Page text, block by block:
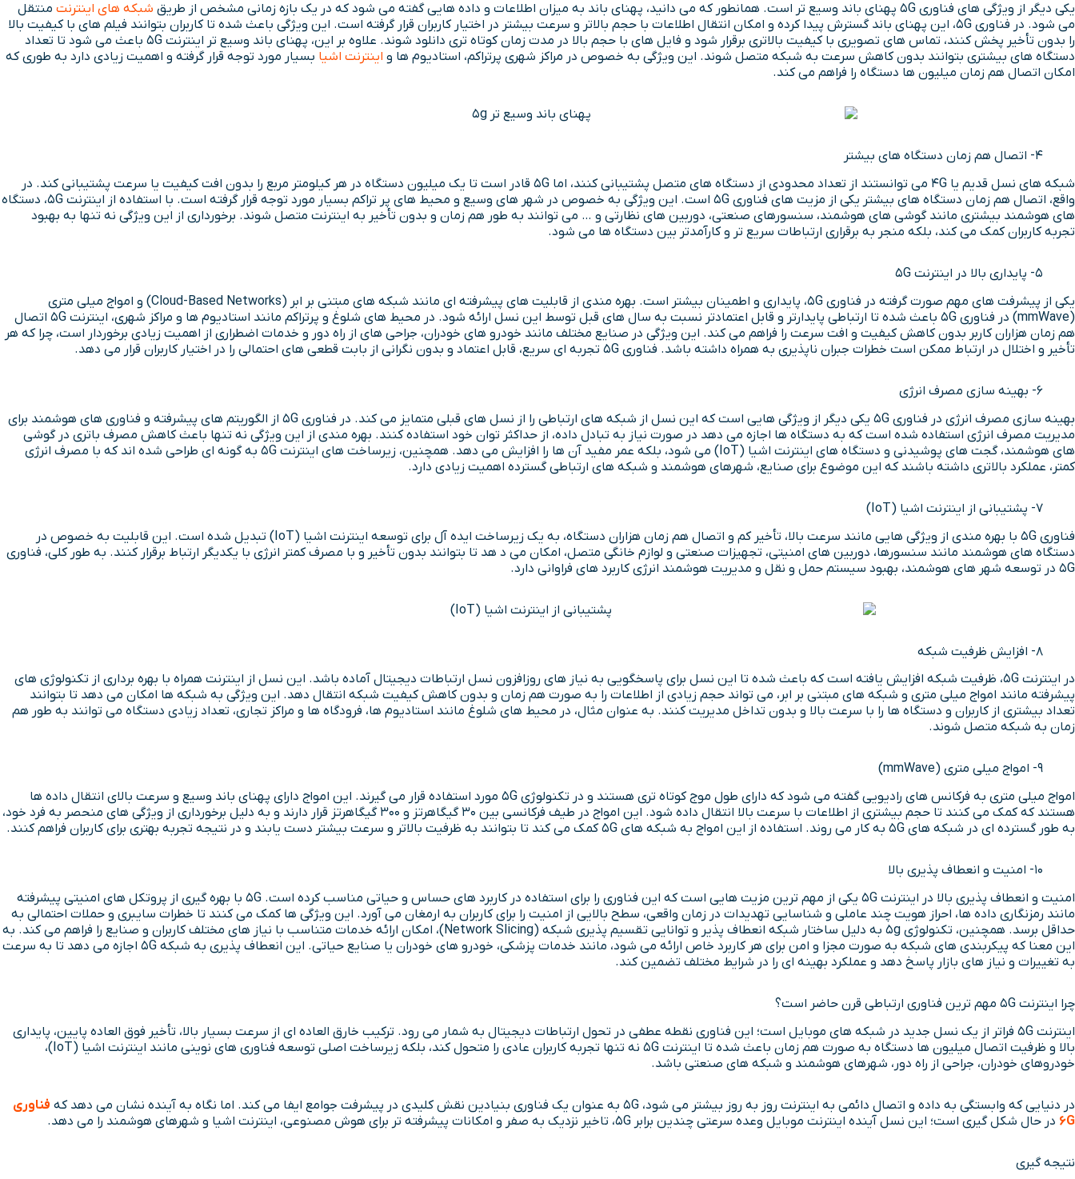
یکی دیگر از ویژگی های فناوری 5G پهنای باند وسیع تر است. همانطور که می دانید، پهنای باند به میزان اطلاعات و داده هایی گفته می شود که در یک بازه زمانی مشخص از طریق
شبکه های اینترنت منتقل
می شود. در فناوری 5G، این پهنای باند گسترش پیدا کرده و امکان انتقال اطلاعات با حجم بالاتر و سرعت بیشتر در اختیار کاربران قرار گرفته است. این ویژگی باعث شده تا کاربران بتوانند فیلم های با کیفیت بالا
را بدون تأخیر پخش کنند، تماس های تصویری با کیفیت بالاتری برقرار شود و فایل های با حجم بالا در مدت زمان کوتاه تری دانلود شوند. علاوه بر این، پهنای باند وسیع تر اینترنت 5G باعث می شود تا تعداد
دستگاه های بیشتری بتوانند بدون کاهش سرعت به شبکه متصل شوند. این ویژگی به خصوص در مراکز شهری پرتراکم، استادیوم ها و اینترنت اشیا بسیار مورد توجه قرار گرفته و اهمیت زیادی دارد به طوری که
امکان اتصال هم زمان میلیون ها دستگاه را فراهم می کند.
4- اتصال هم زمان دستگاه های بیشتر
شبکه های نسل قدیم یا 4G می توانستند از تعداد محدودی از دستگاه های متصل پشتیبانی کنند، اما 5G قادر است تا یک میلیون دستگاه در هر کیلومتر مربع را بدون افت کیفیت یا سرعت پشتیبانی کند. در
واقع، اتصال هم زمان دستگاه های بیشتر یکی از مزیت های فناوری 5G است. این ویژگی به خصوص در شهر های وسیع و محیط های پر تراکم بسیار مورد توجه قرار گرفته است. با استفاده از اینترنت 5G، دستگاه
های هوشمند بیشتری مانند گوشی های هوشمند، سنسورهای صنعتی، دوربین های نظارتی و … می توانند به طور هم زمان و بدون تأخیر به اینترنت متصل شوند. برخورداری از این ویژگی نه تنها به بهبود
تجربه کاربران کمک می کند، بلکه منجر به برقراری ارتباطات سریع تر و کارآمدتر بین دستگاه ها می شود.
5- پایداری بالا در اینترنت 5G
یکی از پیشرفت های مهم صورت گرفته در فناوری 5G، پایداری و اطمینان بیشتر است. بهره مندی از قابلیت های پیشرفته ای مانند شبکه های مبتنی بر ابر (Cloud-Based Networks) و امواج میلی متری
(mmWave) در فناوری 5G باعث شده تا ارتباطی پایدارتر و قابل اعتمادتر نسبت به سال های قبل توسط این نسل ارائه شود. در محیط های شلوغ و پرتراکم مانند استادیوم ها و مراکز شهری، اینترنت 5G اتصال
هم زمان هزاران کاربر بدون کاهش کیفیت و افت سرعت را فراهم می کند. این ویژگی در صنایع مختلف مانند خودرو های خودران، جراحی های از راه دور و خدمات اضطراری از اهمیت زیادی برخوردار است، چرا که هر
تأخیر و اختلال در ارتباط ممکن است خطرات جبران ناپذیری به همراه داشته باشد. فناوری 5G تجربه ای سریع، قابل اعتماد و بدون نگرانی از بابت قطعی های احتمالی را در اختیار کاربران قرار می دهد.
6- بهینه سازی مصرف انرژی
بهینه سازی مصرف انرژی در فناوری 5G یکی دیگر از ویژگی هایی است که این نسل از شبکه های ارتباطی را از نسل های قبلی متمایز می کند. در فناوری 5G از الگوریتم های پیشرفته و فناوری های هوشمند برای
مدیریت مصرف انرژی استفاده شده است که به دستگاه ها اجازه می دهد در صورت نیاز به تبادل داده، از حداکثر توان خود استفاده کنند. بهره مندی از این ویژگی نه تنها باعث کاهش مصرف باتری در گوشی
های هوشمند، گجت های پوشیدنی و دستگاه های اینترنت اشیا (IoT) می شود، بلکه عمر مفید آن ها را افزایش می دهد. همچنین، زیرساخت های اینترنت 5G به گونه ای طراحی شده اند که با مصرف انرژی
کمتر، عملکرد بالاتری داشته باشند که این موضوع برای صنایع، شهرهای هوشمند و شبکه های ارتباطی گسترده اهمیت زیادی دارد.
7- پشتیبانی از اینترنت اشیا (IoT)
فناوری 5G با بهره مندی از ویژگی هایی مانند سرعت بالا، تأخیر کم و اتصال هم زمان هزاران دستگاه، به یک زیرساخت ایده آل برای توسعه اینترنت اشیا (IoT) تبدیل شده است. این قابلیت به خصوص در
دستگاه های هوشمند مانند سنسورها، دوربین های امنیتی، تجهیزات صنعتی و لوازم خانگی متصل، امکان می د هد تا بتوانند بدون تأخیر و با مصرف کمتر انرژی با یکدیگر ارتباط برقرار کنند. به طور کلی، فناوری
5G در توسعه شهر های هوشمند، بهبود سیستم حمل و نقل و مدیریت هوشمند انرژی کاربرد های فراوانی دارد.
8- افزایش ظرفیت شبکه
در اینترنت 5G، ظرفیت شبکه افزایش یافته است که باعث شده تا این نسل برای پاسخگویی به نیاز های روزافزون نسل ارتباطات دیجیتال آماده باشد. این نسل از اینترنت همراه با بهره برداری از تکنولوژی های
پیشرفته مانند امواج میلی متری و شبکه های مبتنی بر ابر، می تواند حجم زیادی از اطلاعات را به صورت هم زمان و بدون کاهش کیفیت شبکه انتقال دهد. این ویژگی به شبکه ها امکان می دهد تا بتوانند
تعداد بیشتری از کاربران و دستگاه ها را با سرعت بالا و بدون تداخل مدیریت کنند. به عنوان مثال، در محیط های شلوغ مانند استادیوم ها، فرودگاه ها و مراکز تجاری، تعداد زیادی دستگاه می توانند به طور هم
زمان به شبکه متصل شوند.
9- امواج میلی متری (mmWave)
امواج میلی متری به فرکانس های رادیویی گفته می شود که دارای طول موج کوتاه تری هستند و در تکنولوژی 5G مورد استفاده قرار می گیرند. این امواج دارای پهنای باند وسیع و سرعت بالای انتقال داده ها
هستند که کمک می کنند تا حجم بیشتری از اطلاعات با سرعت بالا انتقال داده شود. این امواج در طیف فرکانسی بین 30 گیگاهرتز و 300 گیگاهرتز قرار دارند و به دلیل برخورداری از ویژگی های منحصر به فرد خود،
به طور گسترده ای در شبکه های 5G به کار می روند. استفاده از این امواج به شبکه های 5G کمک می کند تا بتوانند به ظرفیت بالاتر و سرعت بیشتر دست یابند و در نتیجه تجربه بهتری برای کاربران فراهم کنند.
10- امنیت و انعطاف پذیری بالا
امنیت و انعطاف پذیری بالا در اینترنت 5G یکی از مهم ترین مزیت هایی است که این فناوری را برای استفاده در کاربرد های حساس و حیاتی مناسب کرده است. 5G با بهره گیری از پروتکل های امنیتی پیشرفته
مانند رمزنگاری داده ها، احراز هویت چند عاملی و شناسایی تهدیدات در زمان واقعی، سطح بالایی از امنیت را برای کاربران به ارمغان می آورد. این ویژگی ها کمک می کنند تا خطرات سایبری و حملات احتمالی به
حداقل برسد. همچنین، تکنولوژی 5g به دلیل ساختار شبکه انعطاف پذیر و توانایی تقسیم پذیری شبکه (Network Slicing)، امکان ارائه خدمات متناسب با نیاز های مختلف کاربران و صنایع را فراهم می کند. به
این معنا که پیکربندی های شبکه به صورت مجزا و امن برای هر کاربرد خاص ارائه می شود، مانند خدمات پزشکی، خودرو های خودران یا صنایع حیاتی. این انعطاف پذیری به شبکه 5G اجازه می دهد تا به سرعت
به تغییرات و نیاز های بازار پاسخ دهد و عملکرد بهینه ای را در شرایط مختلف تضمین کند.
چرا اینترنت 5G مهم ترین فناوری ارتباطی قرن حاضر است؟
اینترنت 5G فراتر از یک نسل جدید در شبکه های موبایل است؛ این فناوری نقطه عطفی در تحول ارتباطات دیجیتال به شمار می رود. ترکیب خارق العاده ای از سرعت بسیار بالا، تأخیر فوق العاده پایین، پایداری
بالا و ظرفیت اتصال میلیون ها دستگاه به صورت هم زمان باعث شده تا اینترنت 5G نه تنها تجربه کاربران عادی را متحول کند، بلکه زیرساخت اصلی توسعه فناوری های نوینی مانند اینترنت اشیا (IoT)،
خودروهای خودران، جراحی از راه دور، شهرهای هوشمند و شبکه های صنعتی باشد.
در دنیایی که وابستگی به داده و اتصال دائمی به اینترنت روز به روز بیشتر می شود، 5G به عنوان یک فناوری بنیادین نقش کلیدی در پیشرفت جوامع ایفا می کند. اما نگاه به آینده نشان می دهد که
فناوری
6G در حال شکل گیری است؛ این نسل آینده اینترنت موبایل وعده سرعتی چندین برابر 5G، تاخیر نزدیک به صفر و امکانات پیشرفته تر برای هوش مصنوعی، اینترنت اشیا و شهرهای هوشمند را می دهد.
نتیجه گیری